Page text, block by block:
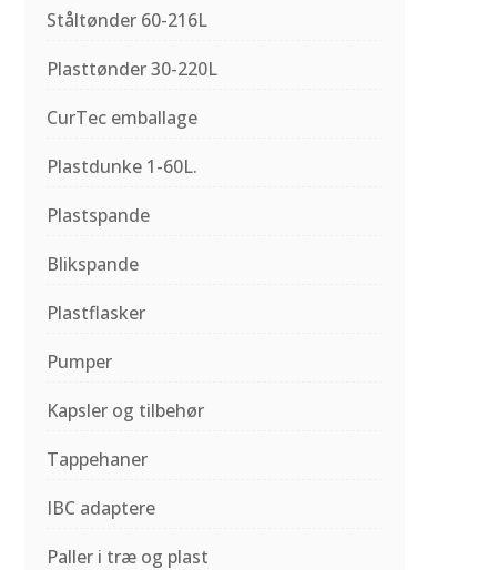
Ståltønder 60-216L
Plasttønder 30-220L
CurTec emballage
Plastdunke 1-60L.
Plastspande
Blikspande
Plastflasker
Pumper
Kapsler og tilbehør
Tappehaner
IBC adaptere
Paller i træ og plast